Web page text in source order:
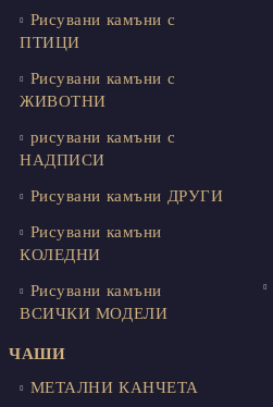
Рисувани камъни с
ПТИЦИ
Рисувани камъни с
ЖИВОТНИ
рисувани камъни с
НАДПИСИ
Рисувани камъни ДРУГИ
Рисувани камъни
КОЛЕДНИ
Рисувани камъни
ВСИЧКИ МОДЕЛИ
ЧАШИ
МЕТАЛНИ КАНЧЕТА